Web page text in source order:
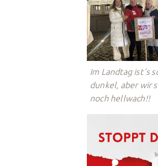
Im Landtag ist´s
dunkel, aber wir
noch hellwach!!